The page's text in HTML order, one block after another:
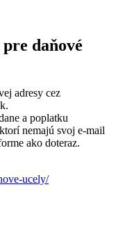
daňové
adresy cez
a poplatku
nemajú svoj e-mail
ako doteraz.
ucely/